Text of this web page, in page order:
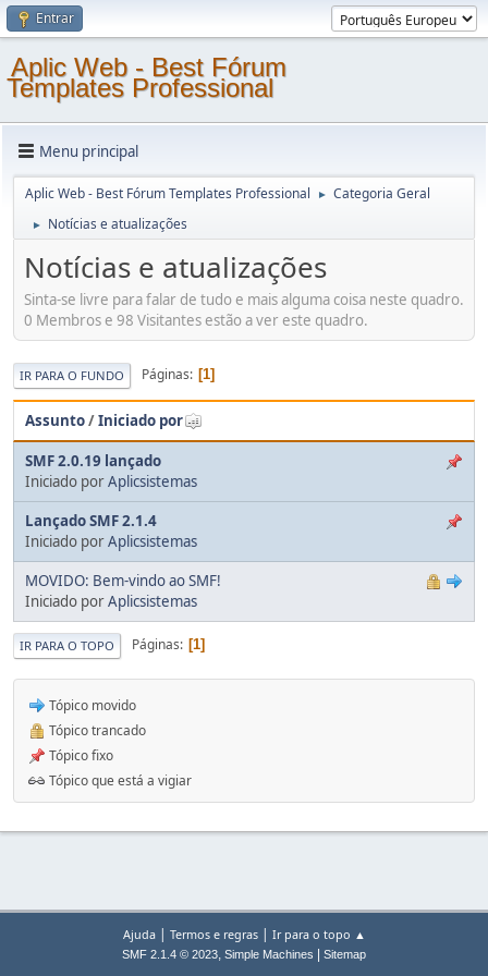
Entrar
Aplic Web - Best Fórum
Templates Professional
Menu principal
Aplic Web - Best Fórum Templates Professional ► Categoria Geral
► Notícias e atualizações
Notícias e atualizações
Sinta-se livre para falar de tudo e mais alguma coisa neste quadro.
0 Membros e 98 Visitantes estão a ver este quadro.
IR PARA O FUNDO Páginas 1
Assunto/Iniciado por
SMF 2.0.19 lançado
Iniciado porAplicsistemas
Lançado SMF 2.1.4
Iniciado porAplicsistemas
MOVIDO: Bem-vindo ao SMF!
Iniciado porAplicsistemas
IR PARA O TOPO Páginas 1
Tópico movido
Tópico trancado
Tópico fixo
Tópico que está a vigiar
Ajuda| Termos e regras| Ir para o topo ▲
SMF 2.1.4 © 2023, Simple Machines Sitemap